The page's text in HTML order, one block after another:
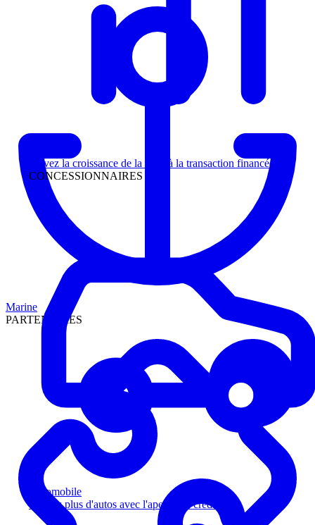
Suivez la croissance de la piste à la transaction financée
CONCESSIONNAIRES
Automobile
Vendez plus d'autos avec l'aperçu de crédit
Marine
PARTENAIRES